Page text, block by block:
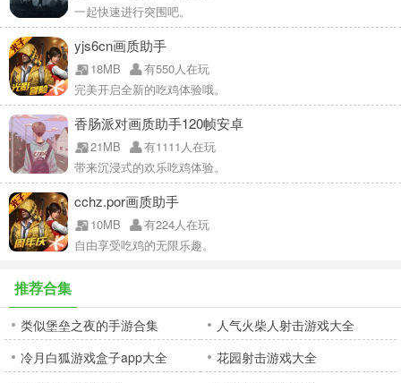
一起快速进行突围吧。
yjs6cn画质助手
18MB
有550人在玩
完美开启全新的吃鸡体验哦。
香肠派对画质助手120帧安卓
21MB
有1111人在玩
带来沉浸式的欢乐吃鸡体验。
cchz.por画质助手
10MB
有224人在玩
自由享受吃鸡的无限乐趣。
推荐合集
类似堡垒之夜的手游合集
人气火柴人射击游戏大全
冷月白狐游戏盒子app大全
花园射击游戏大全